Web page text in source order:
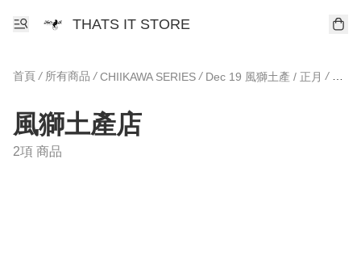
THATS IT STORE
首頁 / 所有商品 / CHIIKAWA SERIES / Dec 19 風獅土產 / 正月 / 風獅
風獅土產店
2項 商品